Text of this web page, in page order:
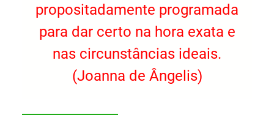
propositadamente programada
para dar certo na hora exata e
nas circunstâncias ideais.
(Joanna de Ângelis)